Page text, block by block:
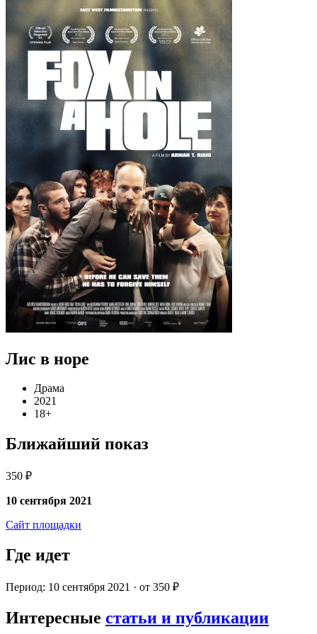
Лис в норе
Драма
2021
18+
Ближайший показ
350 ₽
10 сентября 2021
Сайт площадки
Где идет
Период: 10 сентября 2021 · от 350 ₽
Интересные статьи и публикации